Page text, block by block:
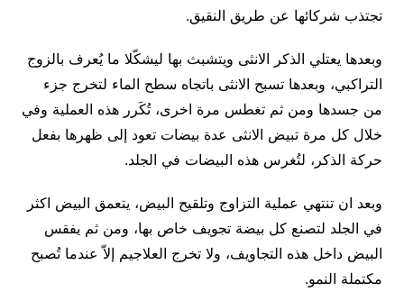
تجتذب شركائها عن طريق النقيق.
وبعدها يعتلي الذكر الانثى ويتشبث بها ليشكّلا ما يُعرف بالزوج
التراكبي، وبعدها تسبح الانثى باتجاه سطح الماء لتخرج جزء
من جسدها ومن ثم تغطس مرة اخرى، تُكَرر هذه العملية وفي
خلال كل مرة تبيض الانثى عدة بيضات تعود إلى ظهرها بفعل
حركة الذكر، لتُغرس هذه البيضات في الجلد.
وبعد ان تنتهي عملية التزاوج وتلقيح البيض، يتعمق البيض اكثر
في الجلد لتصنع كل بيضة تجويف خاص بها، ومن ثم يفقس
البيض داخل هذه التجاويف، ولا تخرج العلاجيم إلاّ عندما تُصبح
مكتملة النمو.